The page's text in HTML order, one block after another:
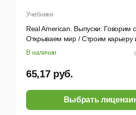
Учебники
Real American. Выпуски: Говорим
Открываем мир / Строим карьеру
1): эл. версии с запасными
В наличии
65,17 руб.
Выбрать